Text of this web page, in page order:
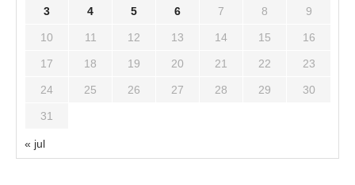
3 4 5 6 7 8 9
10 11 12 13 14 15 16
17 18 19 20 21 22 23
24 25 26 27 28 29 30
31
« jul